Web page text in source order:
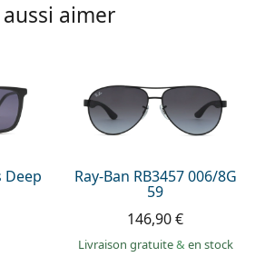
aimer
Deep Ray-Ban RB3457 006/8G
59
146,90 €
Livraison gratuite& en stock